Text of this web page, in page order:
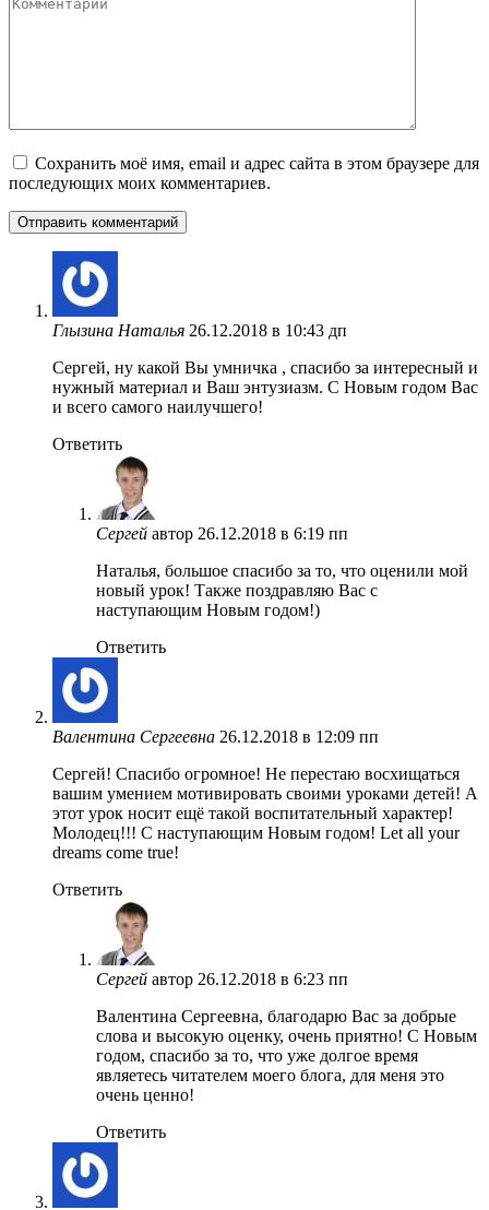
Сохранить моё имя, email и адрес сайта в этом браузере для
последующих моих комментариев.
Глызина Наталья 26.12.2018 в 10:43 дп
Сергей, ну какой Вы умничка , спасибо за интересный и
нужный материал и Ваш энтузиазм. С Новым годом Вас
и всего самого наилучшего!
Ответить
Сергей автор 26.12.2018 в 6:19 пп
Наталья, большое спасибо за то, что оценили мой
новый урок! Также поздравляю Вас с
наступающим Новым годом!)
Ответить
Валентина Сергеевна 26.12.2018 в 12:09 пп
Сергей! Спасибо огромное! Не перестаю восхищаться
вашим умением мотивировать своими уроками детей! А
этот урок носит ещё такой воспитательный характер!
Молодец!!! С наступающим Новым годом! Let all your
dreams come true!
Ответить
Сергей автор 26.12.2018 в 6:23 пп
Валентина Сергеевна, благодарю Вас за добрые
слова и высокую оценку, очень приятно! С Новым
годом, спасибо за то, что уже долгое время
являетесь читателем моего блога, для меня это
очень ценно!
Ответить